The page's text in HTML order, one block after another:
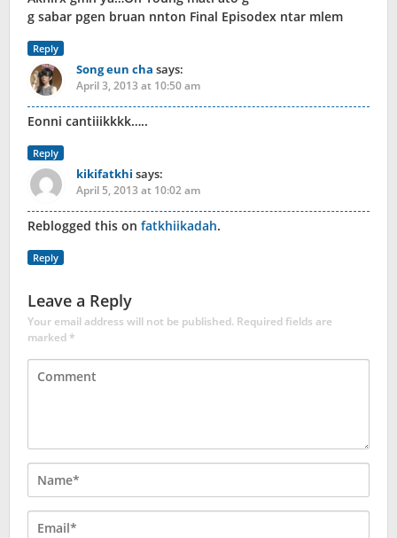
g sabar pgen bruan nnton Final Episodex ntar mlem
Reply
Song eun cha says:
April 3, 2013 at 10:50 am
Eonni cantiiikkkk…..
Reply
kikifatkhi says:
April 5, 2013 at 10:02 am
Reblogged this on fatkhiikadah.
Reply
Leave a Reply
Your email address will not be published. Required fields are
marked*